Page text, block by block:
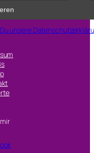
unsere